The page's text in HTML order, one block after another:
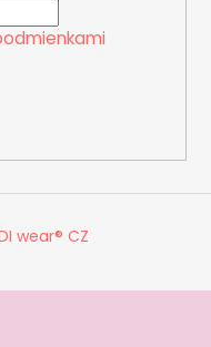
wear® CZ